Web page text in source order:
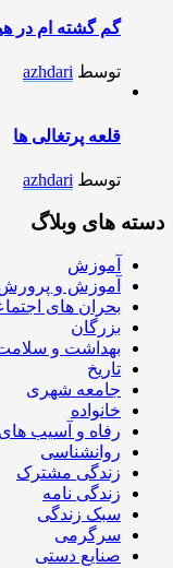
گم گشته ام در
توسط azhdari
قلعه پرتغالی ها
توسط azhdari
دسته های وبلاگ
آموزش
آموزش و
بحران های
بزرگان
بهداشت و
تاریخ
جامعه شهری
خانواده
رفاه و آسیب
روانشناسی
زندگی مشترک
زندگی نامه
سبک زندگی
سرگرمی
صنایع دستی